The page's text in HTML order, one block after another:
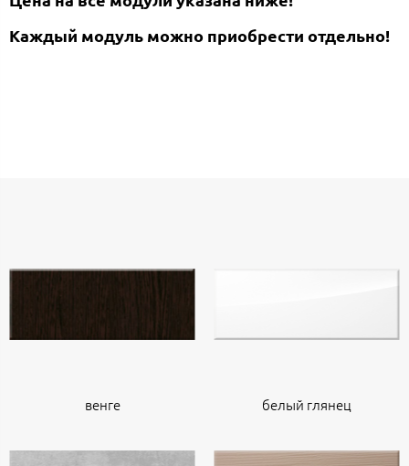
Каждый модуль можно приобрести отдельно!
венге белый глянец